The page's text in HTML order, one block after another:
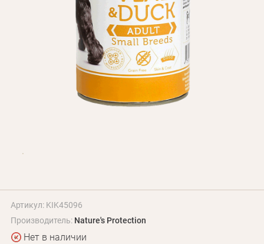
Программа лояльности
О Нас
Оптовым клиентам
Контакты
+380 (95) 095-00-05
Артикул: KIK45096
Производитель: Nature's Protection
Нет в наличии